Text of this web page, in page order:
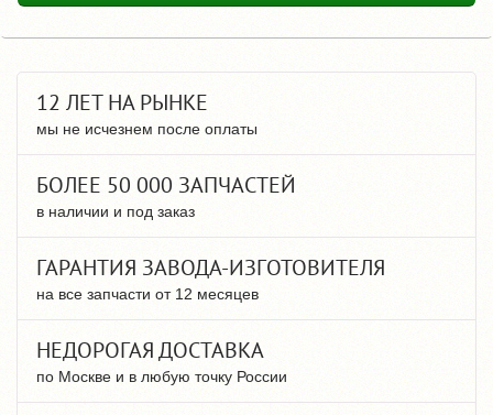
12 ЛЕТ НА РЫНКЕ
мы не исчезнем после оплаты
БОЛЕЕ 50 000 ЗАПЧАСТЕЙ
в наличии и под заказ
ГАРАНТИЯ ЗАВОДА-ИЗГОТОВИТЕЛЯ
на все запчасти от 12 месяцев
НЕДОРОГАЯ ДОСТАВКА
по Москве и в любую точку России